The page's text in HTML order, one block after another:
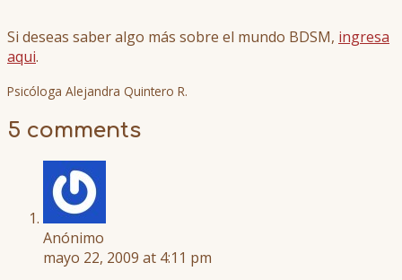
Si deseas saber algo más sobre el mundo BDSM, ingresa
aqui.
Psicóloga Alejandra Quintero R.
5 comments
Anónimo
mayo 22, 2009 at 4:11 pm